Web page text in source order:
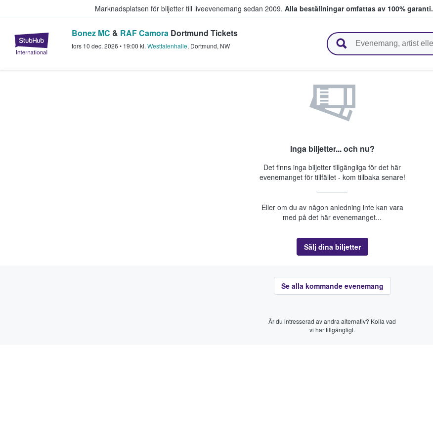
Marknadsplatsen för biljetter till liveevenemang sedan 2009. Alla beställningar omfattas av 100% garanti.
StubHub – där fans köper och säljer biljetter.
Bonez MC & RAF Camora Dortmund Tickets
tors 10 dec. 2026 • 19:00 kl. Westfalenhalle, Dortmund, NW
Inga biljetter... och nu?
Det finns inga biljetter tillgängliga för det här
evenemanget för tillfället - kom tillbaka senare!
Eller om du av någon anledning inte kan vara
med på det här evenemanget...
Sälj dina biljetter
Se alla kommande evenemang
Är du intresserad av andra alternativ? Kolla vad
vi har tillgängligt.